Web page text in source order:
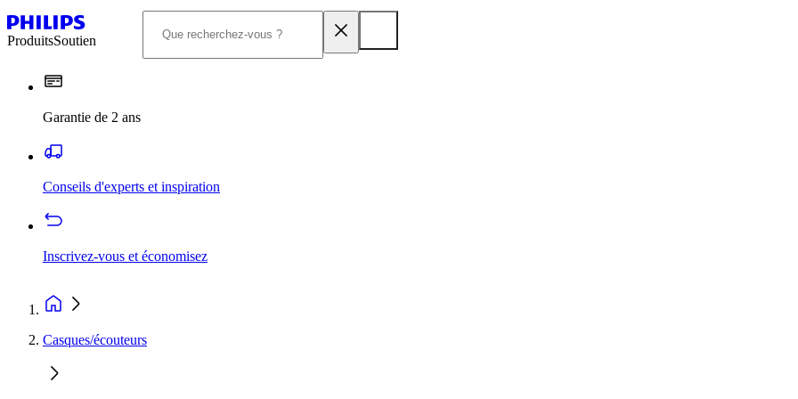
ProduitsSoutien
Garantie de 2 ans
Conseils d'experts et inspiration
Inscrivez-vous et économisez
Casques/écouteurs